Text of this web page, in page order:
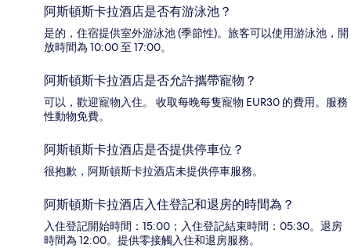
阿斯頓斯卡拉酒店是否有游泳池？
是的，住宿提供室外游泳池 (季節性)。旅客可以使用游泳池，開
放時間為 10:00 至 17:00。
阿斯頓斯卡拉酒店是否允許攜帶寵物？
可以，歡迎寵物入住。 收取每晚每隻寵物 EUR30 的費用。服務
性動物免費。
阿斯頓斯卡拉酒店是否提供停車位？
很抱歉，阿斯頓斯卡拉酒店未提供停車服務。
阿斯頓斯卡拉酒店入住登記和退房的時間為？
入住登記開始時間：15:00；入住登記結束時間：05:30。退房
時間為 12:00。提供零接觸入住和退房服務。